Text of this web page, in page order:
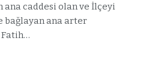
ana caddesi olan ve İlçeyi
bağlayan ana arter